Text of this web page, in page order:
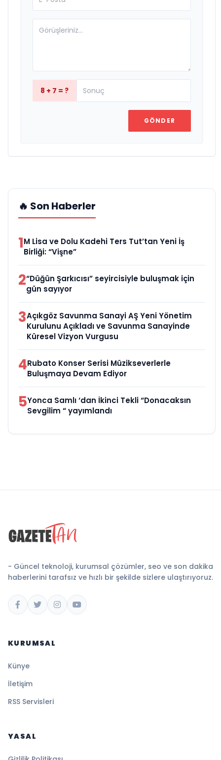
8 + 7 = ?
GÖNDER
🔥 Son Haberler
1M Lisa ve Dolu Kadehi Ters Tut’tan Yeni İş
Birliği: “Vişne”
2“Düğün Şarkıcısı” seyircisiyle buluşmak için
gün sayıyor
3Açıkgöz Savunma Sanayi AŞ Yeni Yönetim
Kurulunu Açıkladı ve Savunma Sanayinde
Küresel Vizyon Vurgusu
4Rubato Konser Serisi Müzikseverlerle
Buluşmaya Devam Ediyor
5Yonca Samlı ‘dan İkinci Tekli “Donacaksın
Sevgilim “ yayımlandı
- Güncel teknoloji, kurumsal çözümler, seo ve son dakika
haberlerini tarafsız ve hızlı bir şekilde sizlere ulaştırıyoruz.
KURUMSAL
Künye
İletişim
RSS Servisleri
YASAL